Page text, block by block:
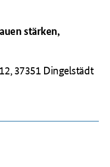
stärken,
37351 Dingelstädt